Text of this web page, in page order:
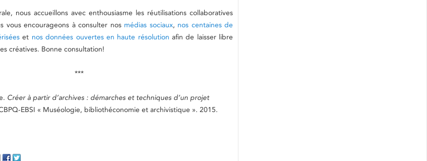
nous accueillons avec enthousiasme les réutilisations collaboratives
vous encourageons à consulter nos médias sociaux, nos centaines de
et nos données ouvertes en haute résolution afin de laisser libre
créatives. Bonne consultation!
***
Créer à partir d’archives : démarches et techniques d’un projet
EBSI « Muséologie, bibliothéconomie et archivistique ». 2015.